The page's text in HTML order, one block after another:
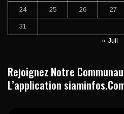
24 25 26 27
31
« Juil
Rejoignez Notre
L’application